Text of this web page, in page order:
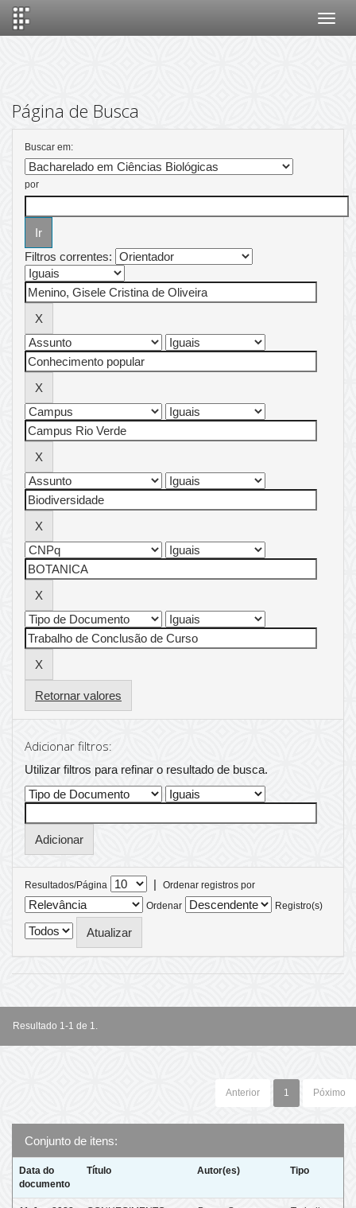
Página de Busca
Buscar em:
por
Filtros correntes:
Retornar valores
Adicionar filtros:
Utilizar filtros para refinar o resultado de busca.
Resultados/Página |
Ordenar registros por
Ordenar
Registro(s)
Resultado 1-1 de 1.
Anterior 1 Póximo
Conjunto de itens:
Data do
documento
Título Autor(es) Tipo